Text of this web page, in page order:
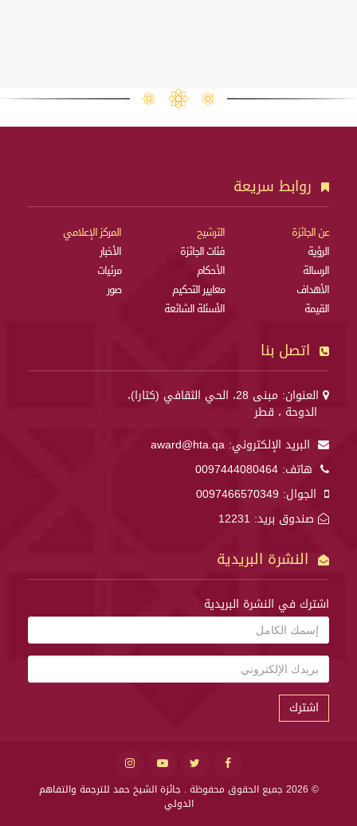
روابط سريعة
عن الجائزة
الرؤية
الرسالة
الأهداف
القيمة
الترشيح
فئات الجائزة
الأحكام
معايير التحكيم
الأسئلة الشائعة
المركز الإعلامي
الأخبار
مرئيات
صور
اتصل بنا
العنوان: مبنى 28، الحي الثقافي (كتارا)،
الدوحة ، قطر
البريد الإلكتروني: award@hta.qa
هاتف: 0097444080464
الجوال: 0097466570349
صندوق بريد: 12231
النشرة البريدية
اشترك في النشرة البريدية
اشترك
© 2026 جميع الحقوق محفوظة .
جائزة الشيخ حمد للترجمة والتفاهم
الدولي